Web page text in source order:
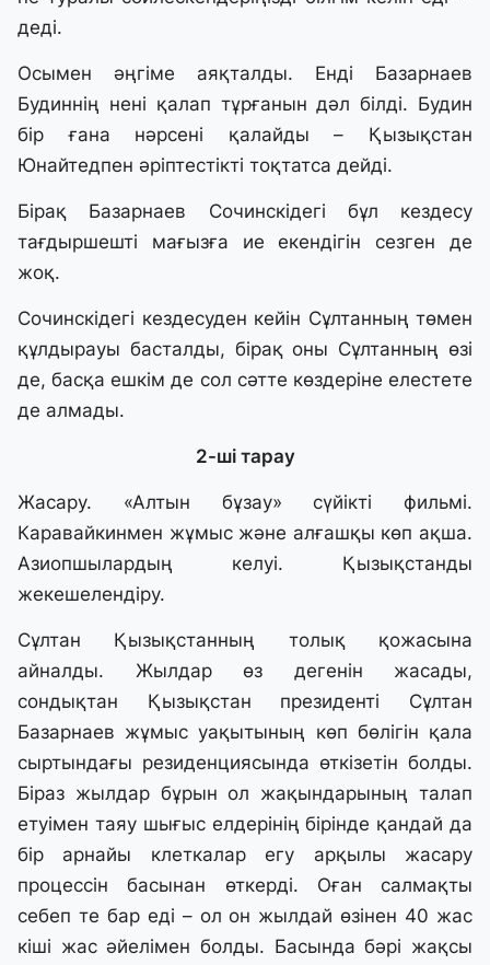
деді.
Осымен әңгіме аяқталды. Енді Базарнаев
Будиннің нені қалап тұрғанын дәл білді. Будин
бір ғана нәрсені қалайды – Қызықстан
Юнайтедпен әріптестікті тоқтатса дейді.
Бірақ Базарнаев Сочинскідегі бұл кездесу
тағдыршешті мағызға ие екендігін сезген де
жоқ.
Сочинскідегі кездесуден кейін Сұлтанның төмен
құлдырауы басталды, бірақ оны Сұлтанның өзі
де, басқа ешкім де сол сәтте көздеріне елестете
де алмады.
2-ші тарау
Жасару. «Алтын бұзау» сүйікті фильмі.
Каравайкинмен жұмыс және алғашқы көп ақша.
Азиопшылардың келуі. Қызықстанды
жекешелендіру.
Сұлтан Қызықстанның толық қожасына
айналды. Жылдар өз дегенін жасады,
сондықтан Қызықстан президенті Сұлтан
Базарнаев жұмыс уақытының көп бөлігін қала
сыртындағы резиденциясында өткізетін болды.
Біраз жылдар бұрын ол жақындарының талап
етуімен таяу шығыс елдерінің бірінде қандай да
бір арнайы клеткалар егу арқылы жасару
процессін басынан өткерді. Оған салмақты
себеп те бар еді – ол он жылдай өзінен 40 жас
кіші жас әйелімен болды. Басында бәрі жақсы